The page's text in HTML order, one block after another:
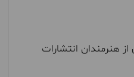
از هنرمندان انتشارات